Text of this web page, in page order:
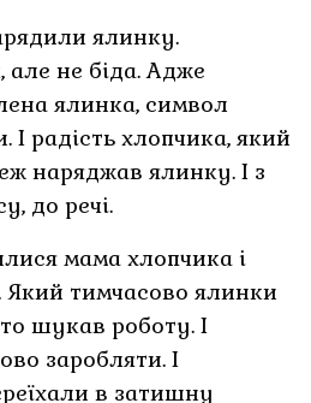
ялинку.
не біда. Адже
ялинка, символ
І радість хлопчика, який
наряджав ялинку. І з
до речі.
мама хлопчика і
Який тимчасово ялинки
шукав роботу. І
заробляти. І
в затишну